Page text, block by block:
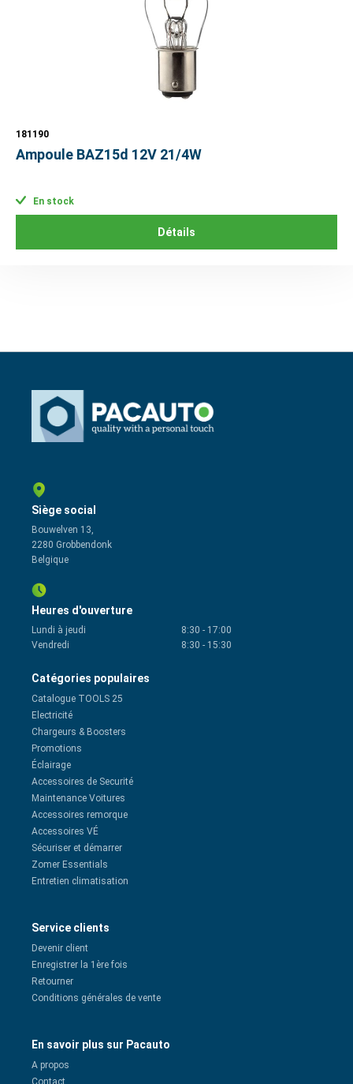
181190
Ampoule BAZ15d 12V 21/4W
En stock
Détails
Siège social
Bouwelven 13,
2280 Grobbendonk
Belgique
Heures d'ouverture
Lundi à jeudi 8:30 - 17:00
Vendredi
8:30 - 15:30
Catégories populaires
Catalogue TOOLS 25
Electricité
Chargeurs & Boosters
Promotions
Éclairage
Accessoires de Securité
Maintenance Voitures
Accessoires remorque
Accessoires VÉ
Sécuriser et démarrer
Zomer Essentials
Entretien climatisation
Service clients
Devenir client
Enregistrer la 1ère fois
Retourner
Conditions générales de vente
En savoir plus sur Pacauto
A propos